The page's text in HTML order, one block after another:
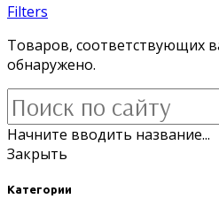
Filters
Товаров, соответствующих
обнаружено.
Начните вводить название...
Закрыть
Категории